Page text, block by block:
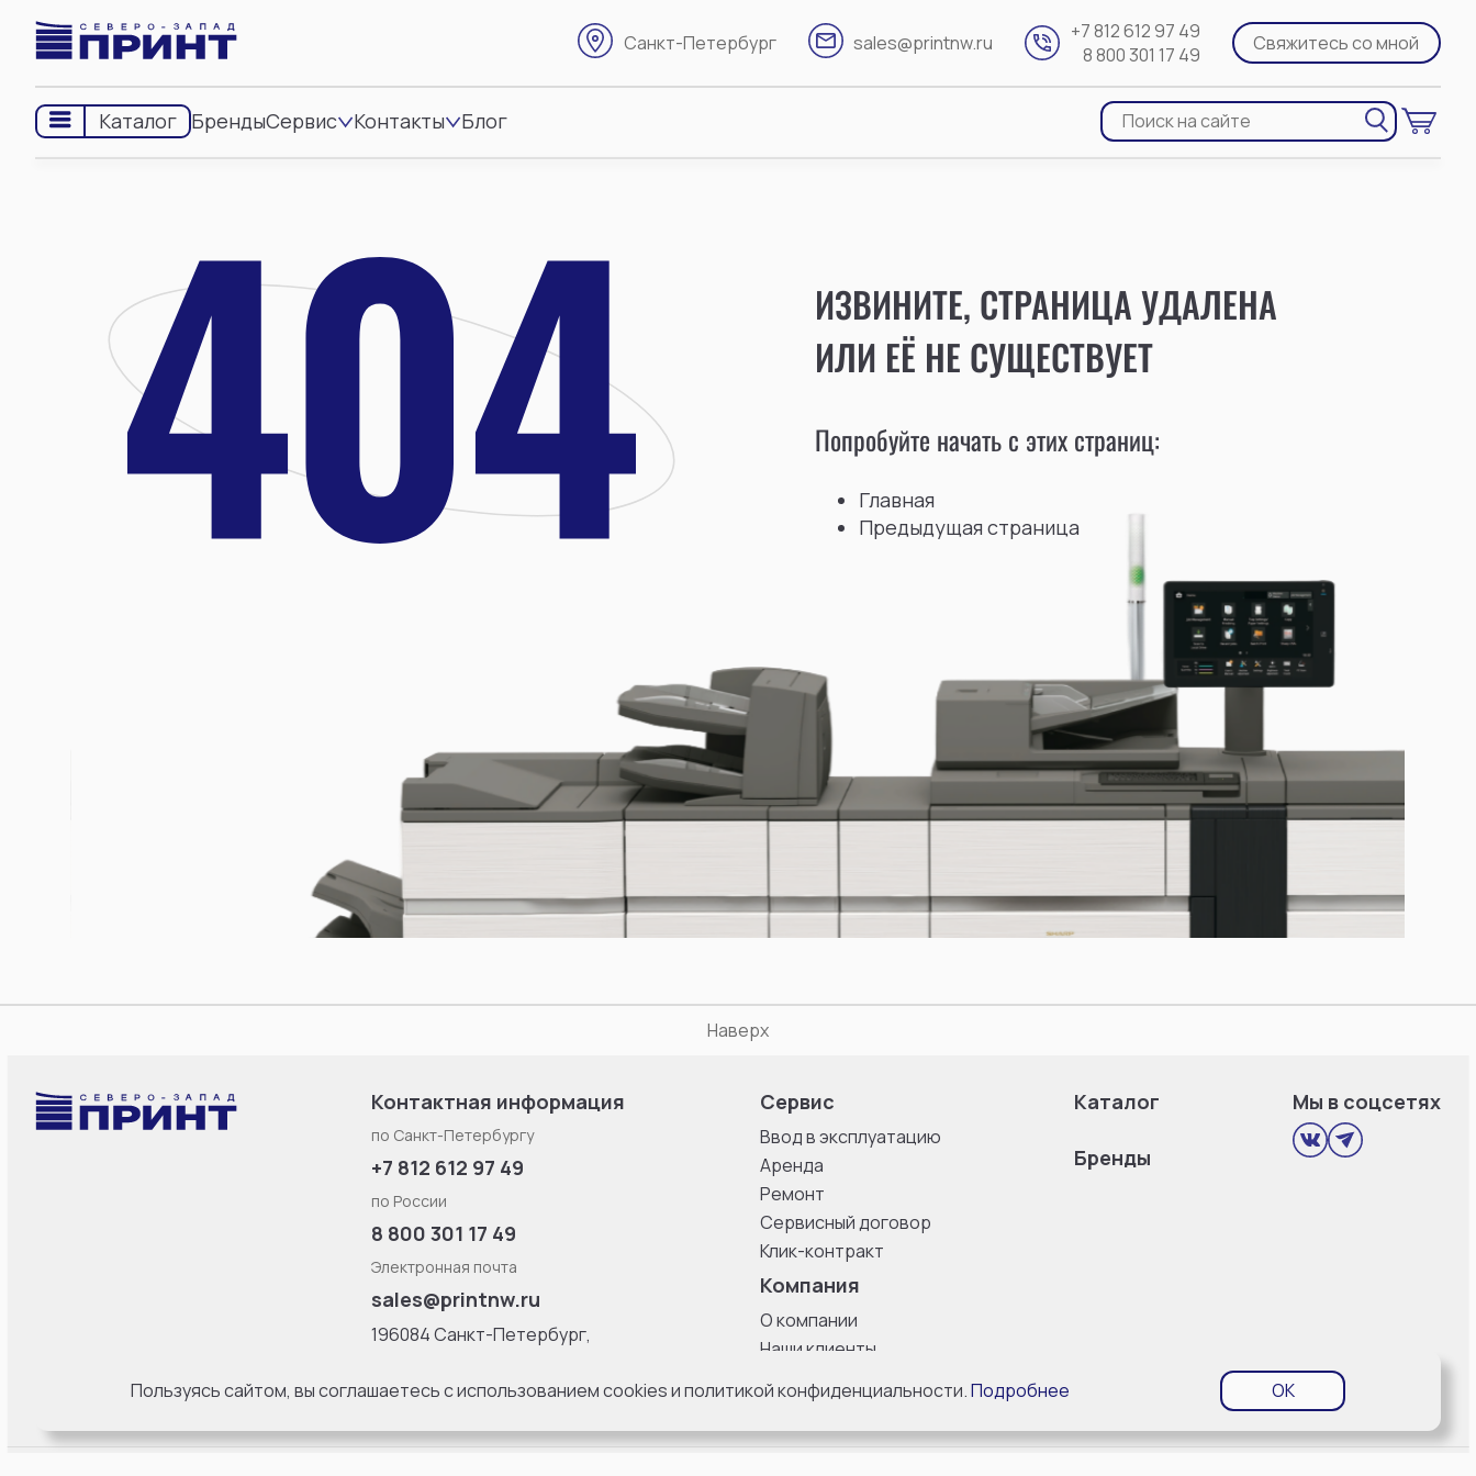
Санкт-Петербург sales@printnw.ru
+7 812 612 97 49
8 800 301 17 49
Свяжитесь со мной
Каталог БрендыСервис Контакты Блог
ИЗВИНИТЕ, СТРАНИЦА УДАЛЕНА
ИЛИ ЕЁ НЕ СУЩЕСТВУЕТ
Попробуйте начать с этих страниц:
Главная
Предыдущая страница
Наверх
Контактная информация
по Санкт-Петербургу
+7 812 612 97 49
по России
8 800 301 17 49
Электронная почта
sales@printnw.ru
196084 Санкт-Петербург,
литерa Б, офис 8 с 10:00 до
Сервис
Ввод в эксплуатацию
Аренда
Ремонт
Сервисный договор
Клик-контракт
Компания
О компании
Наши клиенты
Каталог
Бренды
Мы в соцсетях
Пользуясь сайтом, вы соглашаетесь с использованием cookies и политикой конфиденциальности.Подробнее OK